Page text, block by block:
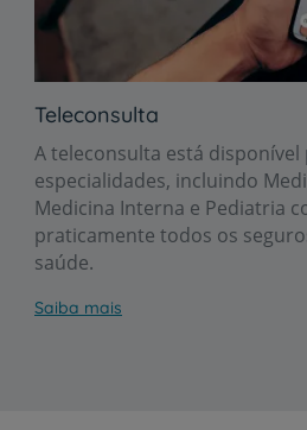
Teleconsulta
A teleconsulta está
especialidades, incluindo
Medicina Interna e Pediatria
praticamente todos os
saúde.
Saiba mais